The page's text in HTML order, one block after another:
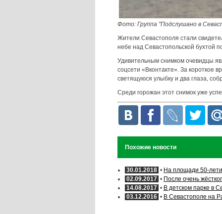
Фото: Группа "Подслушано в
Жители Севастополя стали
небе над Севастопольской бухтой
Удивительным снимком очевидцы
соцсети «Вконтакте». За
светящуюся улыбку и два глаза,
Среди горожан этот снимок уже
Похожие новости
30.01.2018 • На площади 50-
02.09.2017 • После очень
14.08.2017 • В детском парке в
03.12.2016 • В Севастополе на